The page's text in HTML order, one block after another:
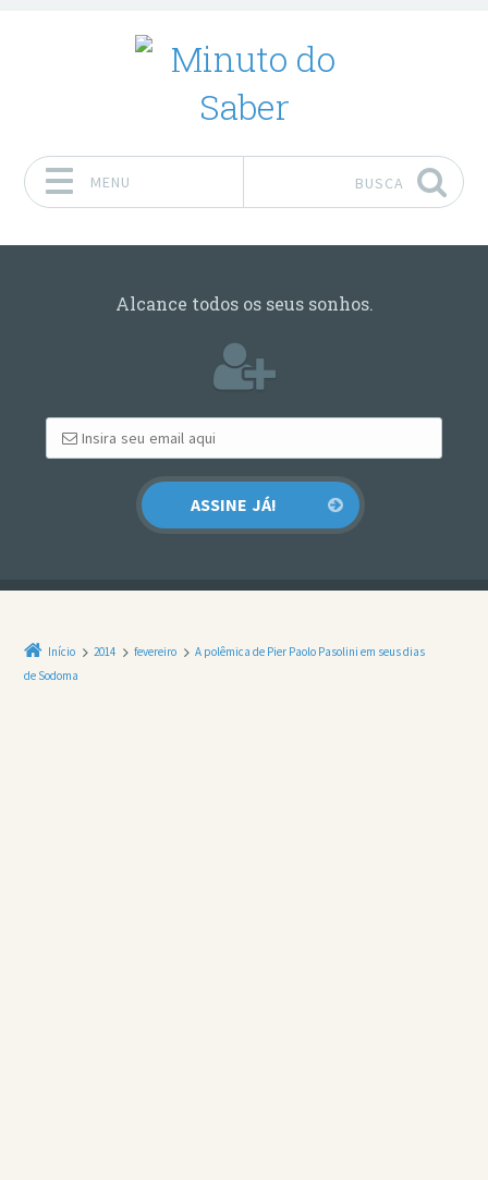
MENU BUSCA
Alcance todos os seus sonhos.
Início 2014 fevereiro
A polêmica de Pier Paolo Pasolini em seus dias
de Sodoma